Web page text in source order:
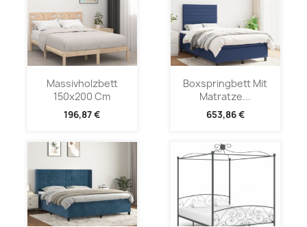
Massivholzbett
150x200 Cm
196,87 €
Boxspringbett Mit
Matratze...
653,86 €